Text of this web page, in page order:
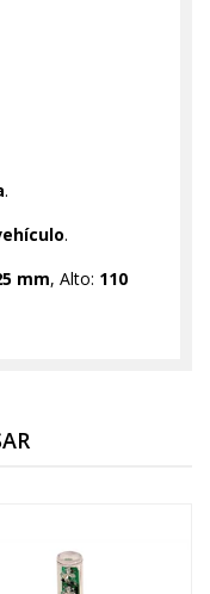
.
.
mm, Alto: 110